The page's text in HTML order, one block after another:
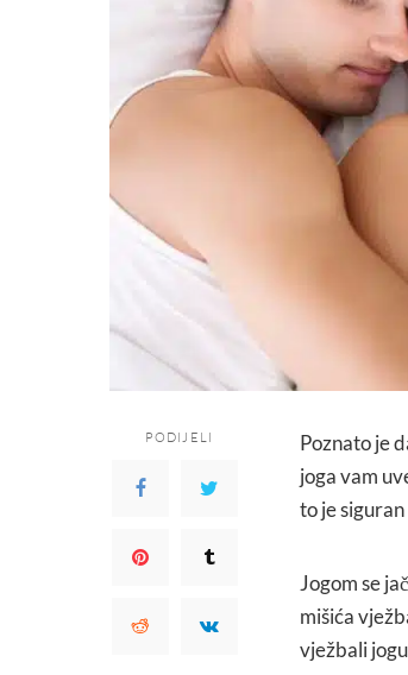
PODIJELI
Poznato je
joga vam
to je
Jogom se
mišića
vježbali